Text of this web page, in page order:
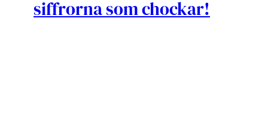
siffrorna som chockar!